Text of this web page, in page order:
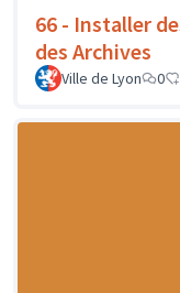
66 - Installer
des Archives
Ville de Lyon 0